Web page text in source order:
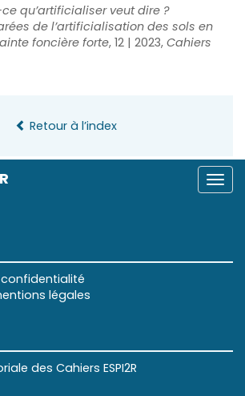
ce qu’artificialiser veut dire ?
de l’artificialisation des sols en
foncière forte, 12 | 2023, Cahiers
Retour à l’index
légales
des Cahiers ESPI2R